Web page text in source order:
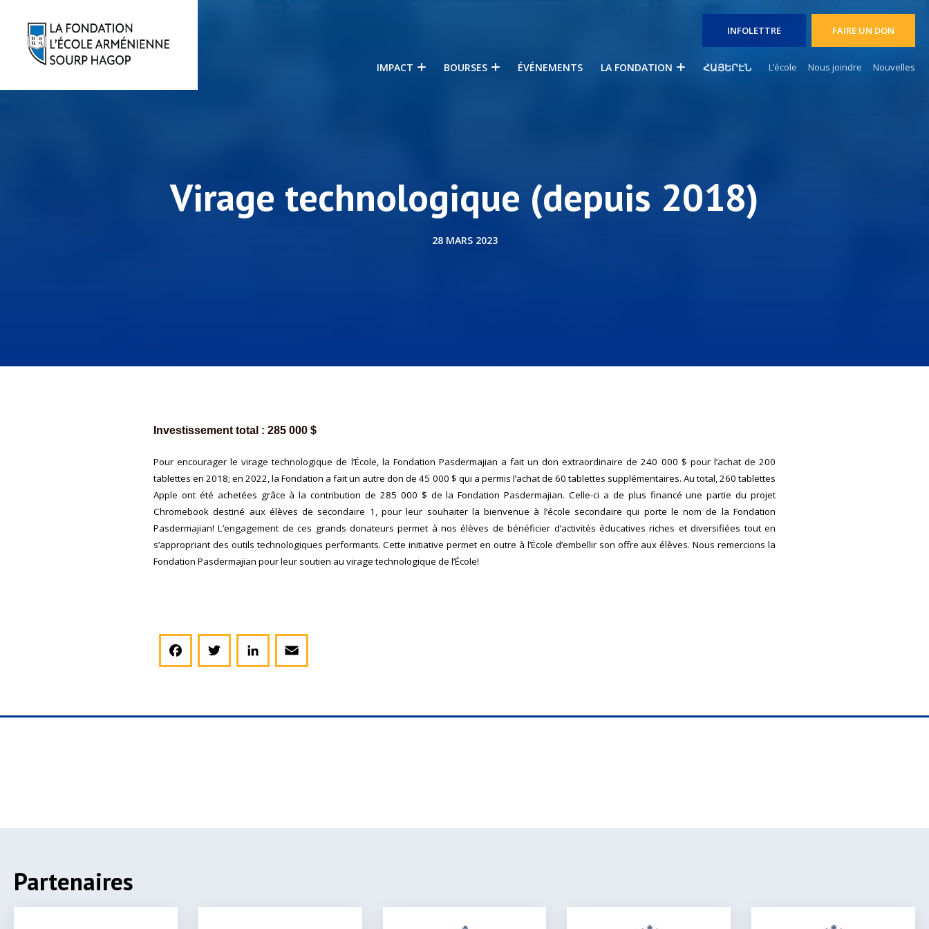
IMPACT BOURSES ÉVÉNEMENTS LA FONDATION ՀԱՅԵՐԷՆ L’école Nous joindre Nouvelles
INFOLETTRE FAIRE UN DON
Virage technologique (depuis 2018)
28 MARS 2023
Investissement total : 285 000 $
Pour encourager le virage technologique de l’École, la Fondation Pasdermajian a fait un don extraordinaire de 240 000 $ pour l’achat de 200
tablettes en 2018; en 2022, la Fondation a fait un autre don de 45 000 $ qui a permis l’achat de 60 tablettes supplémentaires. Au total, 260 tablettes
Apple ont été achetées grâce à la contribution de 285 000 $ de la Fondation Pasdermajian. Celle-ci a de plus financé une partie du projet
Chromebook destiné aux élèves de secondaire 1, pour leur souhaiter la bienvenue à l’école secondaire qui porte le nom de la Fondation
Pasdermajian! L’engagement de ces grands donateurs permet à nos élèves de bénéficier d’activités éducatives riches et diversifiées tout en
s’appropriant des outils technologiques performants. Cette initiative permet en outre à l’École d’embellir son offre aux élèves. Nous remercions la
Fondation Pasdermajian pour leur soutien au virage technologique de l’École!
Facebook Twitter LinkedIn Email
Partenaires